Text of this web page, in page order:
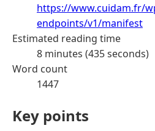
https://www.cuidam.fr/
endpoints/v1/manifest
Estimated reading time
8 minutes (435 seconds)
Word count
1447
Key points